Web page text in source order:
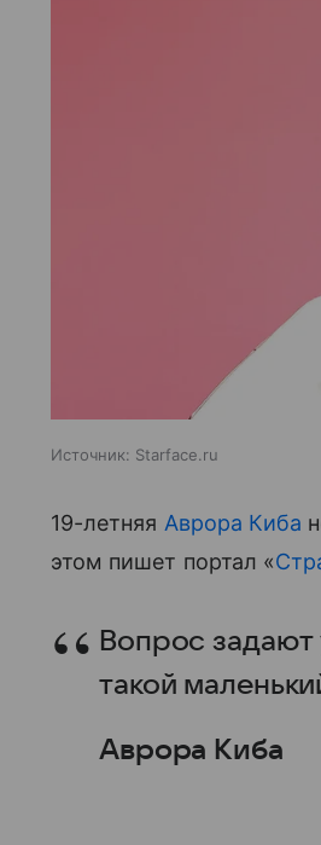
Источник: Starface.ru
19-летняя Аврора Киба
этом пишет портал «
Вопрос задают
такой
Аврора Киба